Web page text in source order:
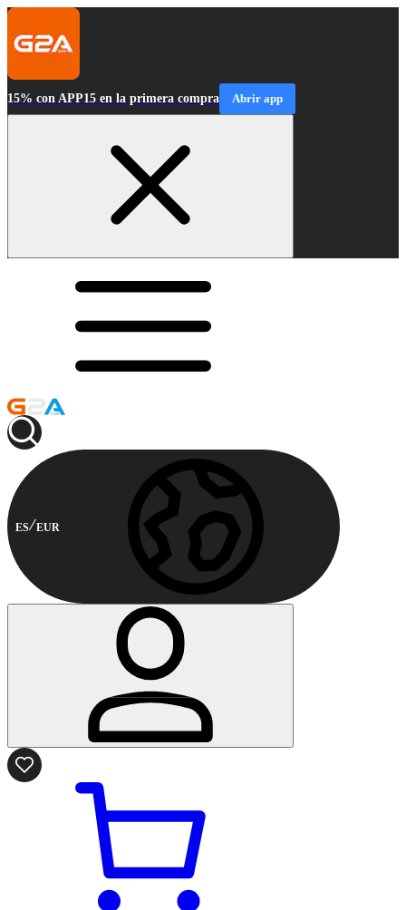
15% con APP15 en la primera compra Abrir app
ES EUR